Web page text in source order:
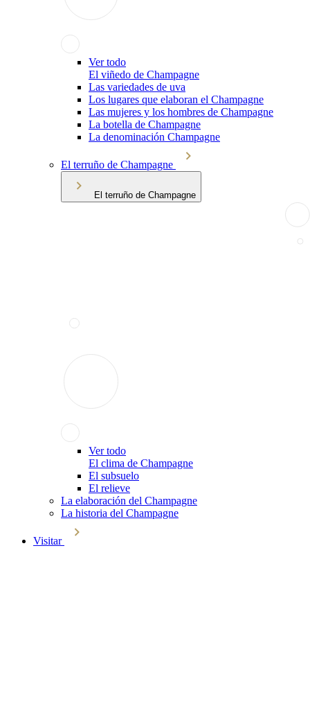
Ver todo
El viñedo de Champagne
Las variedades de uva
Los lugares que elaboran el Champagne
Las mujeres y los hombres de Champagne
La botella de Champagne
La denominación Champagne
El terruño de Champagne
El terruño de Champagne
Ver todo
El clima de Champagne
El subsuelo
El relieve
La elaboración del Champagne
La historia del Champagne
Visitar